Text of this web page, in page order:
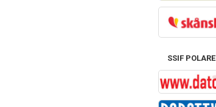
SSIF POLARE